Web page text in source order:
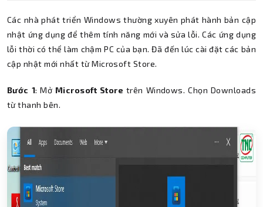
Các nhà phát triển Windows thường xuyên phát hành bản cập
nhật ứng dụng để thêm tính năng mới và sửa lỗi. Các ứng dụng
lỗi thời có thể làm chậm PC của bạn. Đã đến lúc cài đặt các bản
cập nhật mới nhất từ ​​Microsoft Store.
Bước 1: Mở Microsoft Store trên Windows. Chọn Downloads
từ thanh bên.